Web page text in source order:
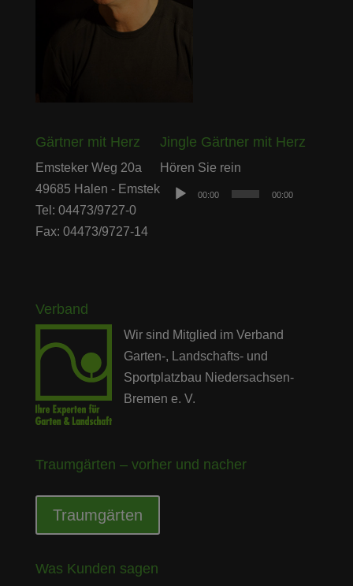
Gärtner mit Herz
Emsteker Weg 20a
49685 Halen - Emstek
Tel: 04473/9727-0
Fax: 04473/9727-14
Jingle Gärtner mit Herz
Hören Sie reinAudio-
Player
00:00 00:00
Verband
Wir sind Mitglied im Verband
Garten-, Landschafts- und
Sportplatzbau Niedersachsen-
Bremen e. V.
Traumgärten – vorher und nacher
Traumgärten
Was Kunden sagen